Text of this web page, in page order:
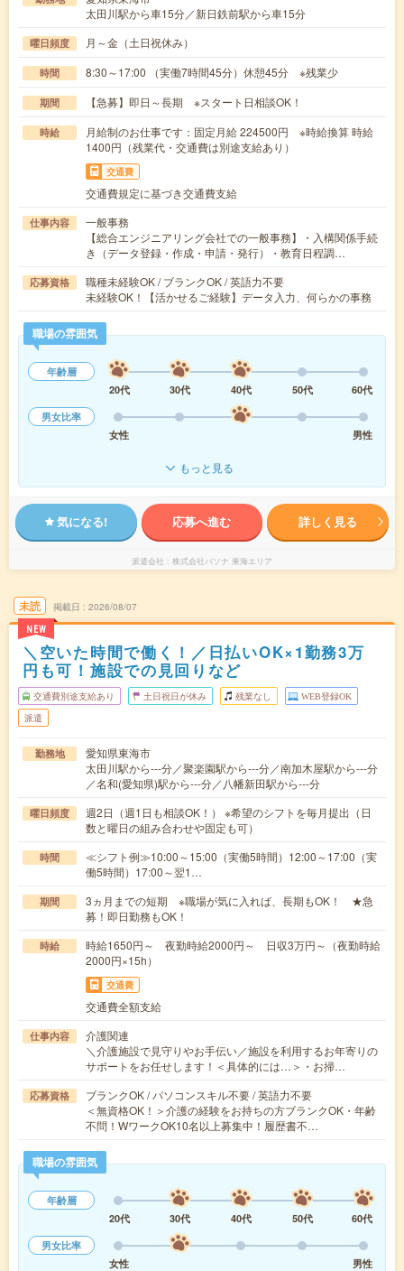
太田川駅から車15分／新日鉄前駅から車15分
曜日頻度 月～金（土日祝休み）
時間 8:30～17:00 （実働7時間45分）休憩45分 ※残業少
期間 【急募】即日～長期 ※スタート日相談OK！
時給
月給制のお仕事です：固定月給 224500円 ※時給換算 時給
1400円（残業代・交通費は別途支給あり）
交通費
交通費規定に基づき交通費支給
仕事内容
一般事務
【総合エンジニアリング会社での一般事務】・入構関係手続
き（データ登録・作成・申請・発行）・教育日程調…
応募資格
職種未経験OK / ブランクOK / 英語力不要
未経験OK！【活かせるご経験】データ入力、何らかの事務
職場の雰囲気
年齢層
20代
30代 40代 50代
60代
男女比率
女性
男性
もっと見る
気になる! 応募へ進む 詳しく見る
派遣会社 株式会社パソナ 東海エリア
未読
NEW
掲載日 2026/08/07
＼空いた時間で働く！／日払いOK×1勤務3万
円も可！施設での見回りなど
交通費別途支給あり 土日祝日が休み 残業なし WEB登録OK
派遣
勤務地
愛知県東海市
太田川駅から---分／聚楽園駅から---分／南加木屋駅から---分
／名和(愛知県)駅から---分／八幡新田駅から---分
曜日頻度
週2日（週1日も相談OK！） ※希望のシフトを毎月提出（日
数と曜日の組み合わせや固定も可）
時間
≪シフト例≫10:00～15:00（実働5時間）12:00～17:00（実
働5時間）17:00～翌1…
期間
3ヵ月までの短期 ※職場が気に入れば、長期もOK！ ★急
募！即日勤務もOK！
時給
時給1650円～ 夜勤時給2000円～ 日収3万円～（夜勤時給
2000円×15h）
交通費
交通費全額支給
仕事内容
介護関連
＼介護施設で見守りやお手伝い／施設を利用するお年寄りの
サポートをお任せします！＜具体的には…＞・お掃…
応募資格
ブランクOK / パソコンスキル不要 / 英語力不要
＜無資格OK！＞介護の経験をお持ちの方ブランクOK・年齢
不問！WワークOK10名以上募集中！履歴書不…
職場の雰囲気
年齢層
20代
30代 40代 50代
60代
男女比率
女性
男性